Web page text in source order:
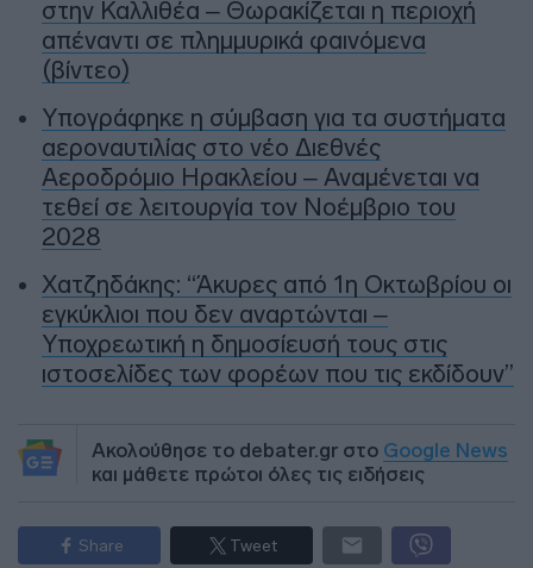
στην Καλλιθέα – Θωρακίζεται η περιοχή
απέναντι σε πλημμυρικά φαινόμενα
(βίντεο)
Υπογράφηκε η σύμβαση για τα συστήματα
αεροναυτιλίας στο νέο Διεθνές
Αεροδρόμιο Ηρακλείου – Αναμένεται να
τεθεί σε λειτουργία τον Νοέμβριο του
2028
Χατζηδάκης: “Άκυρες από 1η Οκτωβρίου οι
εγκύκλιοι που δεν αναρτώνται –
Υποχρεωτική η δημοσίευσή τους στις
ιστοσελίδες των φορέων που τις εκδίδουν”
Ακολούθησε το debater.gr στο Google News
και μάθετε πρώτοι όλες τις ειδήσεις
Share Tweet